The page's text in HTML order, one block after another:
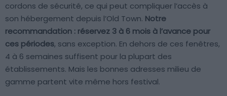
cordons de sécurité, ce qui peut compliquer l’accès à
son hébergement depuis l’Old Town. Notre
recommandation : réservez 3 à 6 mois à l’avance pour
ces périodes, sans exception. En dehors de ces fenêtres,
4 à 6 semaines suffisent pour la plupart des
établissements. Mais les bonnes adresses milieu de
gamme partent vite même hors festival.